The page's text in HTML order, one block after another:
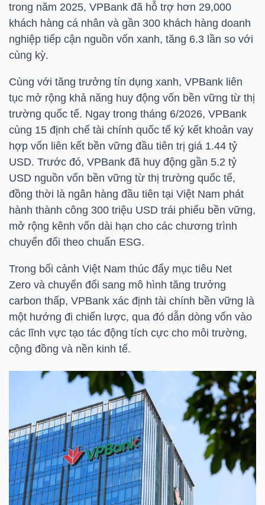
trong năm 2025, VPBank đã hỗ trợ hơn 29,000
khách hàng cá nhân và gần 300 khách hàng doanh
nghiệp tiếp cận nguồn vốn xanh, tăng 6.3 lần so với
cùng kỳ.
Cùng với tăng trưởng tín dụng xanh, VPBank liên
tục mở rộng khả năng huy động vốn bền vững từ thị
trường quốc tế. Ngay trong tháng 6/2026, VPBank
cùng 15 định chế tài chính quốc tế ký kết khoản vay
hợp vốn liên kết bền vững đầu tiên trị giá 1.44 tỷ
USD. Trước đó, VPBank đã huy động gần 5.2 tỷ
USD nguồn vốn bền vững từ thị trường quốc tế,
đồng thời là ngân hàng đầu tiên tại Việt Nam phát
hành thành công 300 triệu USD trái phiếu bền vững,
mở rộng kênh vốn dài hạn cho các chương trình
chuyển đổi theo chuẩn ESG.
Trong bối cảnh Việt Nam thúc đẩy mục tiêu Net
Zero và chuyển đổi sang mô hình tăng trưởng
carbon thấp, VPBank xác định tài chính bền vững là
một hướng đi chiến lược, qua đó dẫn dòng vốn vào
các lĩnh vực tạo tác động tích cực cho môi trường,
cộng đồng và nền kinh tế.
CỔ
PHÁI
SINH
TRÁI
PHIẾU
CÔNG
CỤ
ĐẦU
TRUY
XUẤT
Ngành
(-)
VS-
SECTOR